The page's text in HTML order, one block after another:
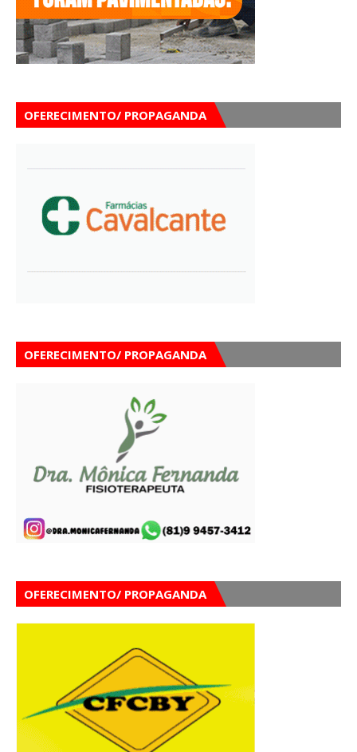
OFERECIMENTO/ PROPAGANDA
OFERECIMENTO/ PROPAGANDA
OFERECIMENTO/ PROPAGANDA